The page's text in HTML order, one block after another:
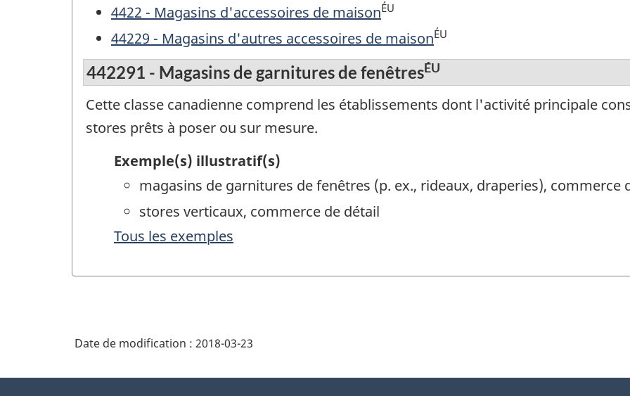
4422 - Magasins d'accessoires de maisonÉU
44229 - Magasins d'autres accessoires de maisonÉU
442291 - Magasins de garnitures de fenêtresÉU
Cette classe canadienne comprend les établissements dont l'activité principale
stores prêts à poser ou sur mesure.
Exemple(s) illustratif(s)
magasins de garnitures de fenêtres (p. ex., rideaux, draperies), commerce
stores verticaux, commerce de détail
Tous les exemples
Date de modification : 2018-03-23